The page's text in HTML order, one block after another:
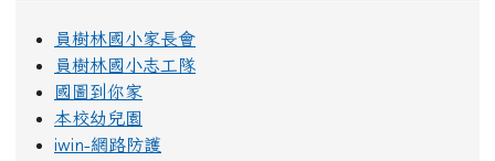
員樹林國小家長會
員樹林國小志工隊
國圖到你家
本校幼兒園
iwin-網路防護